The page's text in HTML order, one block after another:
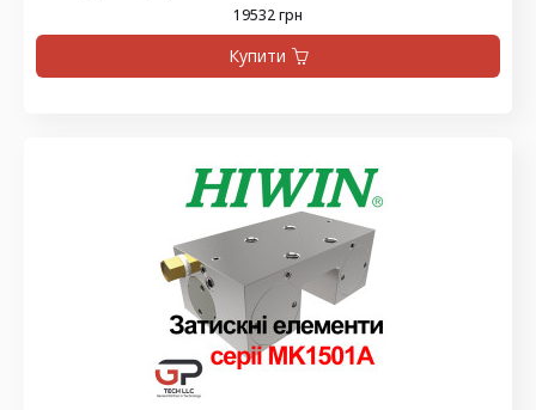
19532 грн
Купити